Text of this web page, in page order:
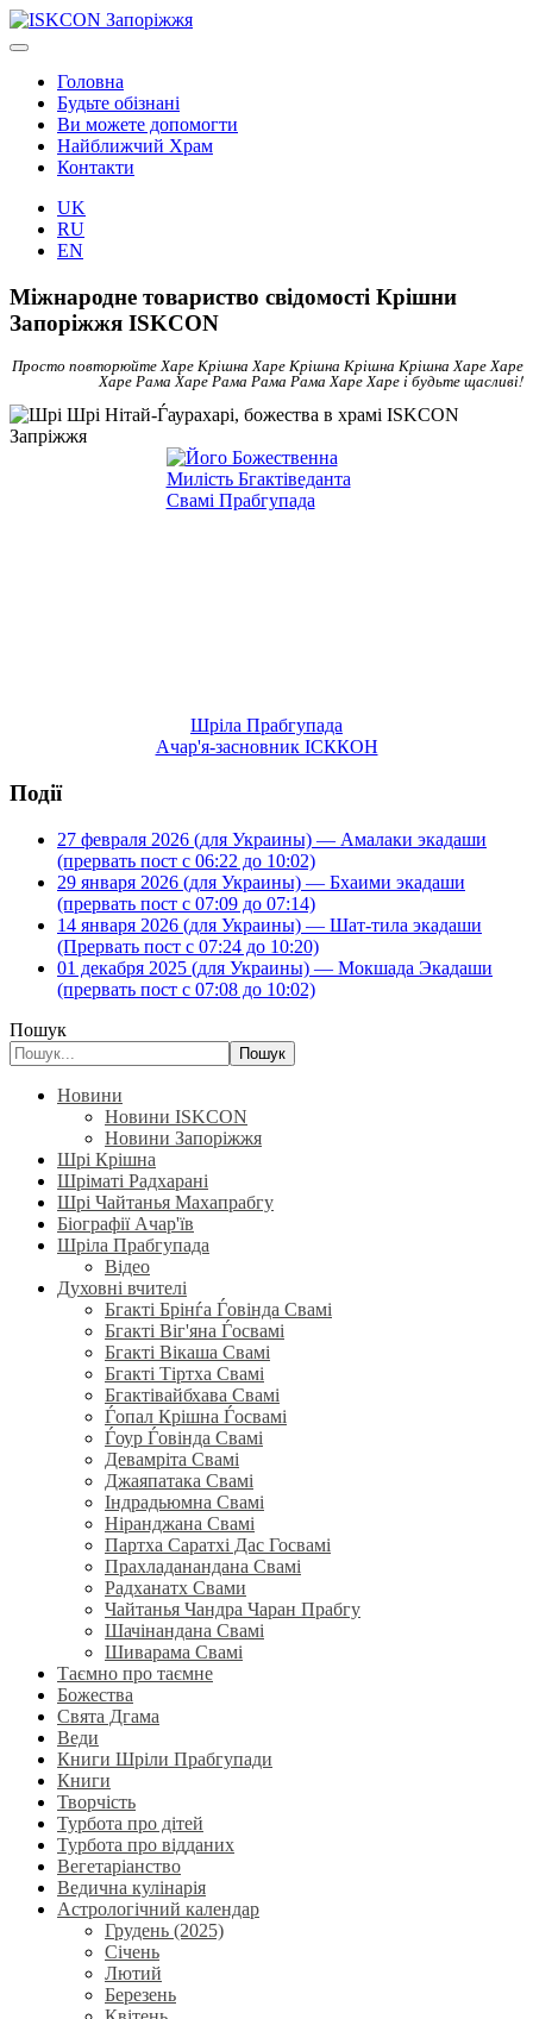
Головна
Будьте обізнані
Ви можете допомогти
Найближчий Храм
Контакти
UK
RU
EN
Міжнародне товариство свідомості Крішни
Запоріжжя ISKCON
Просто повторюйте Харе Крішна Харе Крішна Крішна Крішна Харе Харе
Харе Рама Харе Рама Рама Рама Харе Харе і будьте щасливі!
Шріла Прабгупада
Ачар'я-засновник ІСККОН
Події
27 февраля 2026 (для Украины) — Амалаки экадаши
(прервать пост с 06:22 до 10:02)
29 января 2026 (для Украины) — Бхаими экадаши
(прервать пост с 07:09 до 07:14)
14 января 2026 (для Украины) — Шат-тила экадаши
(Прервать пост с 07:24 до 10:20)
01 декабря 2025 (для Украины) — Мокшада Экадаши
(прервать пост с 07:08 до 10:02)
Пошук
Пошук
Новини
Новини ISKCON
Новини Запоріжжя
Шрі Крішна
Шріматі Радхарані
Шрі Чайтанья Махапрабгу
Біографії Ачар'їв
Шріла Прабгупада
Відео
Духовні вчителі
Бгакті Брінѓа Ѓовінда Свамі
Бгакті Віг'яна Ѓосвамі
Бгакті Вікаша Свамі
Бгакті Тіртха Свамі
Бгактівайбхава Свамі
Ѓопал Крішна Ѓосвамі
Ѓоур Ѓовінда Свамі
Девамріта Свамі
Джаяпатака Свамі
Індрадьюмна Свамі
Ніранджана Свамі
Партха Саратхі Дас Госвамі
Прахладанандана Свамі
Радханатх Свами
Чайтанья Чандра Чаран Прабгу
Шачінандана Свамі
Шиварама Свамі
Таємно про таємне
Божества
Свята Дгама
Веди
Книги Шріли Прабгупади
Книги
Творчість
Турбота про дітей
Турбота про відданих
Вегетаріанство
Ведична кулінарія
Астрологічний календар
Грудень (2025)
Січень
Лютий
Березень